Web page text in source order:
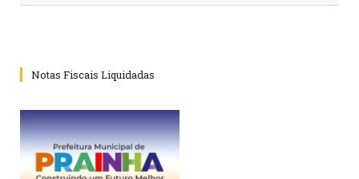
Notas Fiscais Liquidadas